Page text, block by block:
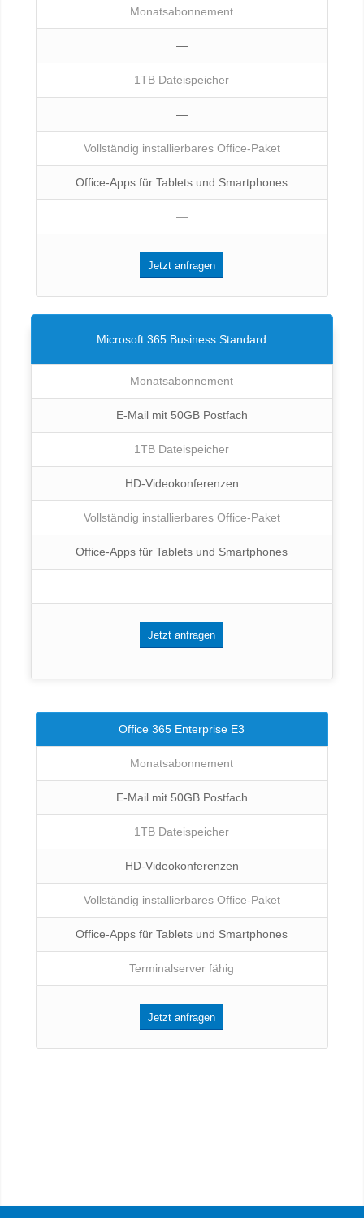
Monatsabonnement
—
1TB Dateispeicher
—
Vollständig installierbares Office-Paket
Office-Apps für Tablets und Smartphones
—
Jetzt anfragen
Microsoft 365 Business Standard
Monatsabonnement
E-Mail mit 50GB Postfach
1TB Dateispeicher
HD-Videokonferenzen
Vollständig installierbares Office-Paket
Office-Apps für Tablets und Smartphones
—
Jetzt anfragen
Office 365 Enterprise E3
Monatsabonnement
E-Mail mit 50GB Postfach
1TB Dateispeicher
HD-Videokonferenzen
Vollständig installierbares Office-Paket
Office-Apps für Tablets und Smartphones
Terminalserver fähig
Jetzt anfragen